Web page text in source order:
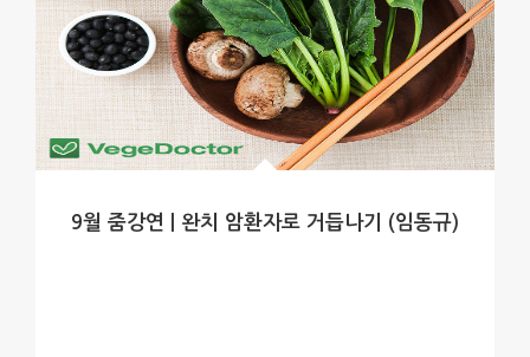
9월 줌강연 | 완치 암환자로 거듭나기 (임동규)